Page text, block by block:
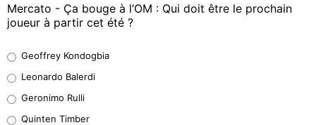
Mercato - Ça bouge à l’OM : Qui doit être le prochain
joueur à partir cet été ?
38%
32%
Geoffrey Kondogbia
Leonardo Balerdi
Geronimo Rulli
Quinten Timber